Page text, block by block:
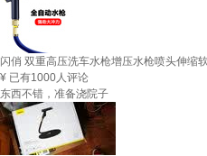
闪俏 双重高压洗车水枪增压水枪喷头伸缩
¥ 已有1000人评论
东西不错，准备浇院子